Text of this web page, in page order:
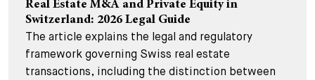
Real Estate M&A and Private Equity in
Switzerland: 2026 Legal Guide
The article explains the legal and regulatory
framework governing Swiss real estate
transactions, including the distinction between